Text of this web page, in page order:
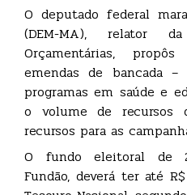
O deputado federal
(DEM-MA), relator
Orçamentárias,
emendas de bancada
programas em saúde e
o volume de recursos
recursos para as
O fundo eleitoral de
Fundão, deverá ter até